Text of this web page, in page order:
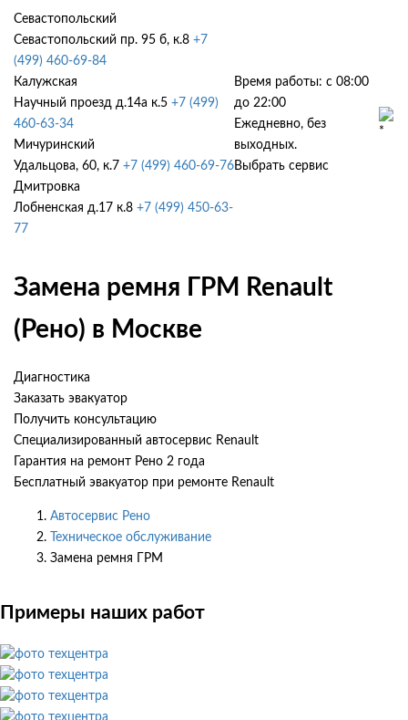
Севастопольский
Севастопольский пр. 95 б, к.8 +7
(499) 460-69-84
Калужская
Научный проезд д.14а к.5 +7 (499)
460-63-34
Мичуринский
Удальцова, 60, к.7 +7 (499) 460-69-76
Дмитровка
Лобненская д.17 к.8 +7 (499) 450-63-
77
Время работы: с 08:00
до 22:00
Ежедневно, без
выходных.
Выбрать сервис
Замена ремня ГРМ Renault
(Рено) в Москве
Диагностика
Заказать эвакуатор
Получить консультацию
Специализированный автосервис Renault
Гарантия на ремонт Рено 2 года
Бесплатный эвакуатор при ремонте Renault
Автосервис Рено
Техническое обслуживание
Замена ремня ГРМ
Примеры наших работ